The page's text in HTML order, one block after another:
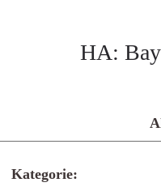
HA:
Kategorie: